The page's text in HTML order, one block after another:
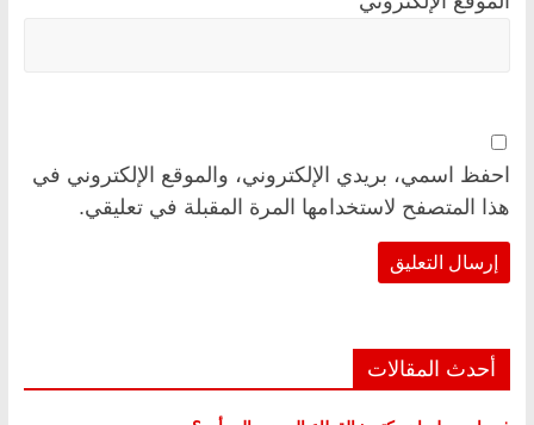
احفظ اسمي، بريدي الإلكتروني، والموقع الإلكتروني في
هذا المتصفح لاستخدامها المرة المقبلة في تعليقي.
أحدث المقالات